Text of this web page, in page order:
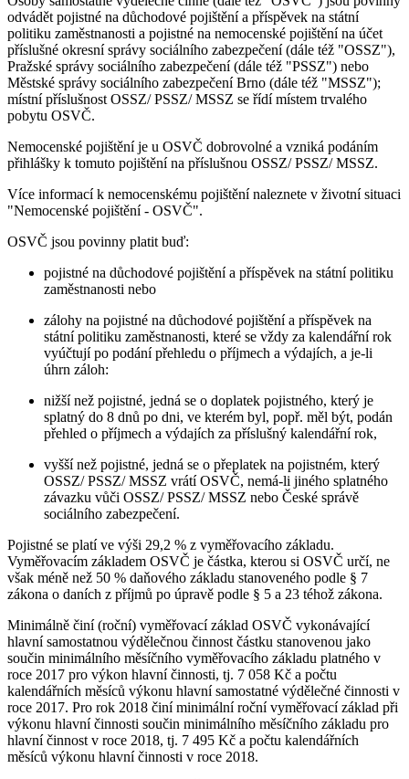
odvádět pojistné na důchodové pojištění a příspěvek na státní
politiku zaměstnanosti a pojistné na nemocenské pojištění na účet
příslušné okresní správy sociálního zabezpečení (dále též "OSSZ"),
Pražské správy sociálního zabezpečení (dále též "PSSZ") nebo
Městské správy sociálního zabezpečení Brno (dále též "MSSZ");
místní příslušnost OSSZ/ PSSZ/ MSSZ se řídí místem trvalého
pobytu OSVČ.
Nemocenské pojištění je u OSVČ dobrovolné a vzniká podáním
přihlášky k tomuto pojištění na příslušnou OSSZ/ PSSZ/ MSSZ.
Více informací k nemocenskému pojištění naleznete v životní situaci
"Nemocenské pojištění - OSVČ".
OSVČ jsou povinny platit buď:
pojistné na důchodové pojištění a příspěvek na státní politiku
zaměstnanosti nebo
zálohy na pojistné na důchodové pojištění a příspěvek na
státní politiku zaměstnanosti, které se vždy za kalendářní rok
vyúčtují po podání přehledu o příjmech a výdajích, a je-li
úhrn záloh:
nižší než pojistné, jedná se o doplatek pojistného, který je
splatný do 8 dnů po dni, ve kterém byl, popř. měl být, podán
přehled o příjmech a výdajích za příslušný kalendářní rok,
vyšší než pojistné, jedná se o přeplatek na pojistném, který
OSSZ/ PSSZ/ MSSZ vrátí OSVČ, nemá-li jiného splatného
závazku vůči OSSZ/ PSSZ/ MSSZ nebo České správě
sociálního zabezpečení.
Pojistné se platí ve výši 29,2 % z vyměřovacího základu.
Vyměřovacím základem OSVČ je částka, kterou si OSVČ určí, ne
však méně než 50 % daňového základu stanoveného podle § 7
zákona o daních z příjmů po úpravě podle § 5 a 23 téhož zákona.
Minimálně činí (roční) vyměřovací základ OSVČ vykonávající
hlavní samostatnou výdělečnou činnost částku stanovenou jako
součin minimálního měsíčního vyměřovacího základu platného v
roce 2017 pro výkon hlavní činnosti, tj. 7 058 Kč a počtu
kalendářních měsíců výkonu hlavní samostatné výdělečné činnosti v
roce 2017. Pro rok 2018 činí minimální roční vyměřovací základ při
výkonu hlavní činnosti součin minimálního měsíčního základu pro
hlavní činnost v roce 2018, tj. 7 495 Kč a počtu kalendářních
měsíců výkonu hlavní činnosti v roce 2018.